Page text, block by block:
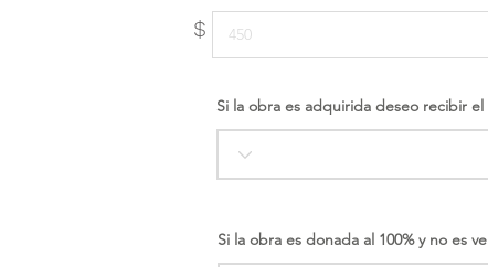
$
Si la obra es adquirida deseo recibir
Si la obra es donada al 100% y no es